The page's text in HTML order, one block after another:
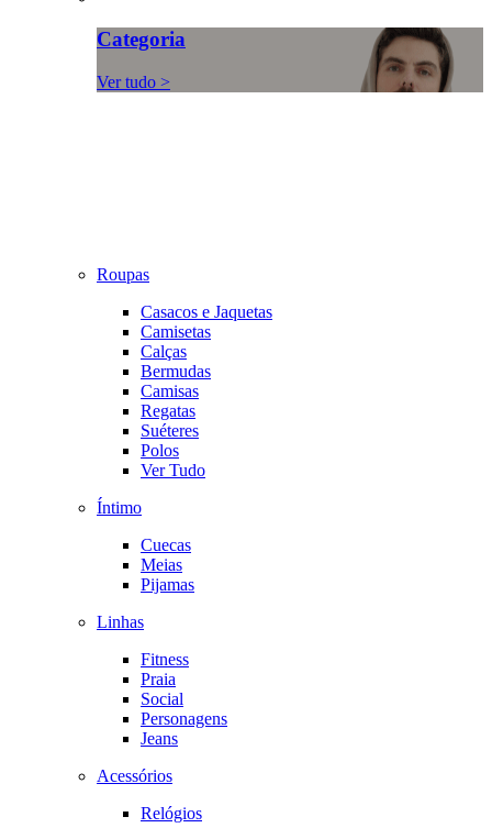
Categoria
Ver tudo >
Roupas
Casacos e Jaquetas
Camisetas
Calças
Bermudas
Camisas
Regatas
Suéteres
Polos
Ver Tudo
Íntimo
Cuecas
Meias
Pijamas
Linhas
Fitness
Praia
Social
Personagens
Jeans
Acessórios
Relógios